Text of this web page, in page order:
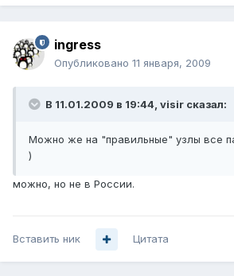
ingress
Опубликовано 11 января, 2009
В 11.01.2009 в 19:44, visir сказал:
Можно же на "правильные" узлы все
)
можно, но не в России.
Вставить ник Цитата